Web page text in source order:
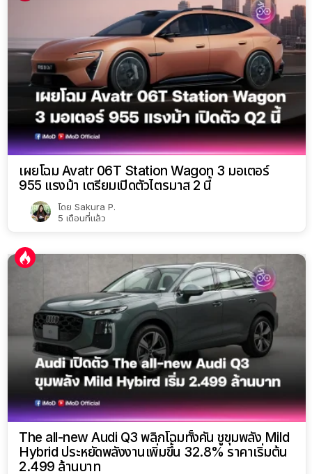
เผยโฉม Avatr 06T Station Wagon 3 มอเตอร์
955 แรงม้า เตรียมเปิดตัวไตรมาส 2 นี้
โดย Sakura P.
5 เดือนที่แล้ว
The all-new Audi Q3 พลิกโฉมทั้งคัน ชูขุมพลัง Mild
Hybrid ประหยัดพลังงานเพิ่มขึ้น 32.8% ราคาเริ่มต้น
2.499 ล้านบาท